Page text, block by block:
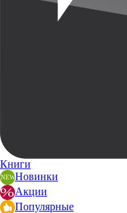
Книги
Новинки
Акции
Популярные